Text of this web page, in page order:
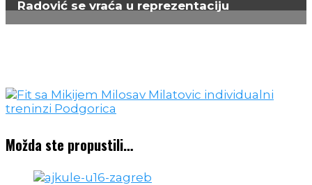
Radović se vraća u reprezentaciju
Možda ste propustili…